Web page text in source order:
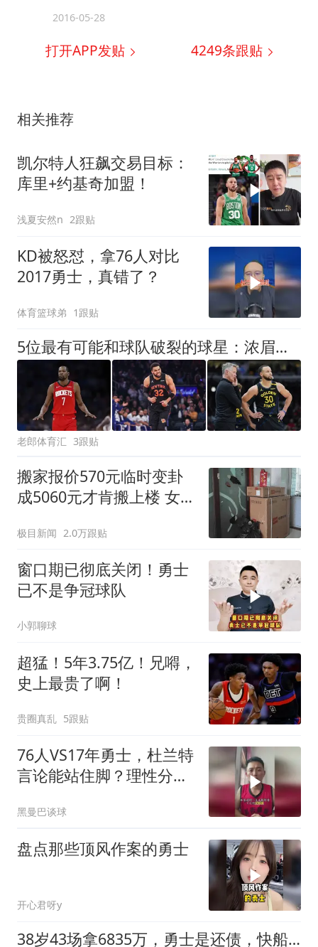
2016-05-28
打开APP发贴 4249条跟贴
相关推荐
凯尔特人狂飙交易目标：
库里+约基奇加盟！
浅夏安然n 2跟贴
KD被怒怼，拿76人对比
2017勇士，真错了？
体育篮球弟 1跟贴
5位最有可能和球队破裂的球星：浓眉等20场，库里能终老勇士吗
老郎体育汇 3跟贴
搬家报价570元临时变卦
成5060元才肯搬上楼 女子
极目新闻 2.0万跟贴
窗口期已彻底关闭！勇士
已不是争冠球队
小郭聊球
超猛！5年3.75亿！兄嘚，
史上最贵了啊！
贵圈真乱 5跟贴
76人VS17年勇士，杜兰特
言论能站住脚？理性分析
黑曼巴谈球
盘点那些顶风作案的勇士
开心君呀y
38岁43场拿6835万，勇士是还债，快船雄鹿是买流量